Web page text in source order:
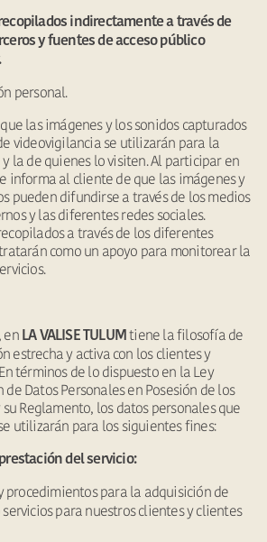
indirectamente a través de
y fuentes de acceso público
personal.
las imágenes y los sonidos capturados
videovigilancia se utilizarán para la
la de quienes lo visiten. Al participar en
informa al cliente de que las imágenes y
pueden difundirse a través de los medios
y las diferentes redes sociales.
a través de los diferentes
como un apoyo para monitorear la
en LA VALISE TULUM tiene la filosofía de
estrecha y activa con los clientes y
términos de lo dispuesto en la Ley
Datos Personales en Posesión de los
Reglamento, los datos personales que
utilizarán para los siguientes fines:
del servicio:
procedimientos para la adquisición de
para nuestros clientes y clientes